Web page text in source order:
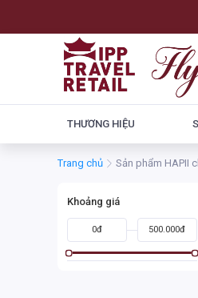
THƯƠNG HIỆU
Trang chủ Sản phẩm HAPII
Khoảng giá
0đ 500.000đ